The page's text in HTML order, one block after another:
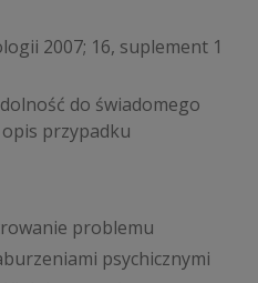
2007; 16, suplement 1
do świadomego
przypadku
problemu
psychicznymi